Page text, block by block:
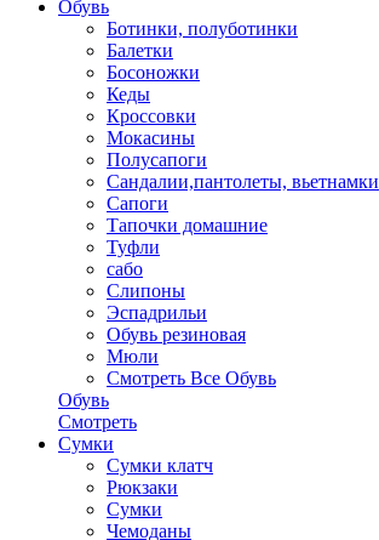
Обувь
Ботинки, полуботинки
Балетки
Босоножки
Кеды
Кроссовки
Мокасины
Полусапоги
Сандалии,пантолеты, вьетнамки
Сапоги
Тапочки домашние
Туфли
сабо
Слипоны
Эспадрильи
Обувь резиновая
Мюли
Смотреть Все Обувь
Обувь
Смотреть
Сумки
Сумки клатч
Рюкзаки
Сумки
Чемоданы